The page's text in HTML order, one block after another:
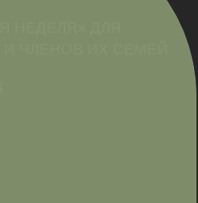
НЕДЕЛЯ» ДЛЯ
ЧЛЕНОВ ИХ СЕМЕЙ